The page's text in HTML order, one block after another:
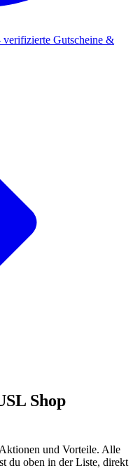
Gutscheine &
Shop
und Vorteile. Alle
du oben in der Liste, direkt